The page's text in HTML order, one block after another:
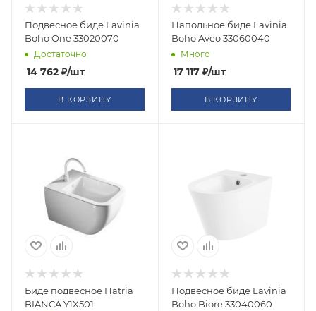
Подвесное биде Lavinia
Boho One 33020070
Достаточно
14 762 ₽/шт
В КОРЗИНУ
Напольное биде Lavinia
Boho Aveo 33060040
Много
17 117₽/шт
В КОРЗИНУ
Биде подвесное Hatria
BIANCA Y1X501
Подвесное биде Lavinia
Boho Biore 33040060